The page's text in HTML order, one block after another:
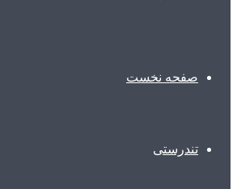
صفحه نخست
تندرستی